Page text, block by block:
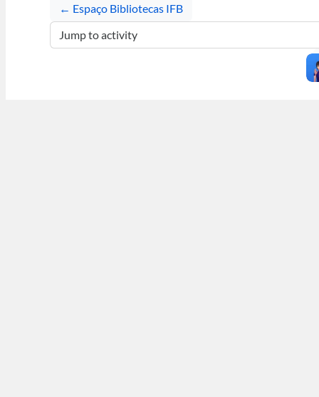
← Espaço Bibliotecas IFB
Jump to activity